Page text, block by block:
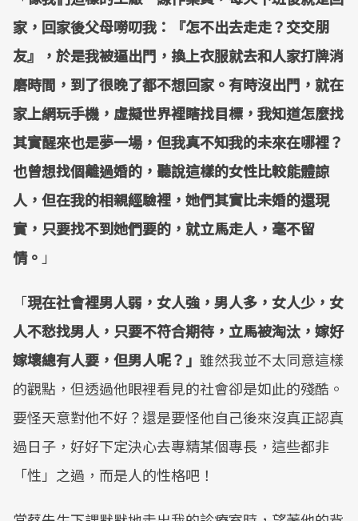
家，回家後父母嘮叨我：『怎不出去走走？交交朋
友』，於是我被逼出門，換上衣服就去和人家打牌消
磨時間，到了很晚了都不想回家。有時沒出門，就在
家上網玩手機，虛擬世界裡瞎找目標，我知道怎麼找
其實醒來也是夢一場，但我真不知我的未來在哪裡？
也曾想找個離過婚的，聽說這樣的女性比較能體諒
人，但在我的相親經驗裡，她們其實比未婚的還現
實，只要找不到她們要的，就立馬走人，毫不留
情。 」
「現在社會裡男人弱，女人強，男人多，女人少，女
人不愁找男人，只要不符合期待，立馬被淘汰，嫁好
嫁壞總有人要，但男人呢？」 雖然我並不太同意這樣
的觀點，但透過他眼裡看見的社會卻是如此的殘酷。
要怪天意對他不好？還是要怪他自己後來沒真正認真
過日子，好好下定決心去專精某個專長，這些都非
「性」之過，而是人的性格吧！